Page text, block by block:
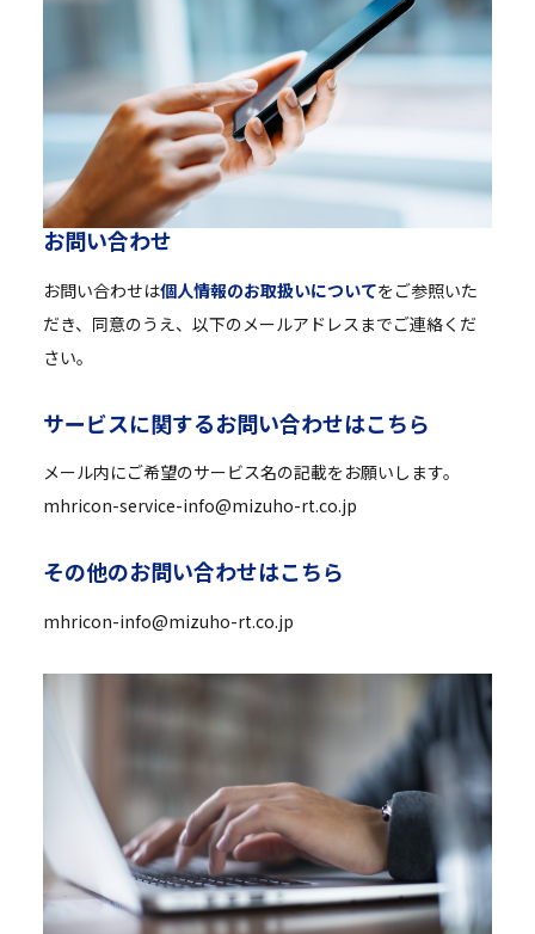
お問い合わせ
お問い合わせは個人情報のお取扱いについてをご参照いた
だき、同意のうえ、以下のメールアドレスまでご連絡くだ
さい。
サービスに関するお問い合わせはこちら
メール内にご希望のサービス名の記載をお願いします。
mhricon-service-info@mizuho-rt.co.jp
その他のお問い合わせはこちら
mhricon-info@mizuho-rt.co.jp